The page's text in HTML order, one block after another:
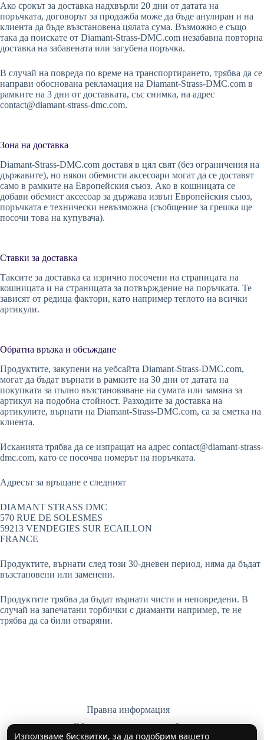
Ако срокът за доставка надхвърли 20 дни от датата на
поръчката, договорът за продажба може да бъде анулиран и на
клиента да бъде възстановена цялата сума. Възможно е също
така да поискате от Diamant-Strass-DMC.com незабавна повторна
доставка на забавената или загубена поръчка.
В случай на повреда по време на транспортирането, трябва да се
направи обоснована рекламация на Diamant-Strass-DMC.com в
рамките на 3 дни от доставката, със снимка, на адрес
contact@diamant-strass-dmc.com.
Зона на доставка
Diamant-Strass-DMC.com доставя в цял свят (без ограничения на
държавите), но някои обемисти аксесоари могат да се доставят
само в рамките на Европейския съюз. Ако в кошницата се
добави обемист аксесоар за държава извън Европейския съюз,
поръчката е технически невъзможна (съобщение за грешка ще
посочи това на купувача).
Ставки за доставка
Таксите за доставка са изрично посочени на страницата на
кошницата и на страницата за потвърждение на поръчката. Те
зависят от редица фактори, като например теглото на всички
артикули.
Обратна връзка и обсъждане
Продуктите, закупени на уебсайта Diamant-Strass-DMC.com,
могат да бъдат върнати в рамките на 30 дни от датата на
покупката за пълно възстановяване на сумата или замяна за
артикул на подобна стойност. Разходите за доставка на
артикулите, върнати на Diamant-Strass-DMC.com, са за сметка на
клиента.
Исканията трябва да се изпращат на адрес contact@diamant-strass-
dmc.com, като се посочва номерът на поръчката.
Адресът за връщане е следният
DIAMANT STRASS DMC
570 RUE DE SOLESMES
59213 VENDEGIES SUR ECAILLON
FRANCE
Продуктите, върнати след този 30-дневен период, няма да бъдат
възстановени или заменени.
Продуктите трябва да бъдат върнати чисти и неповредени. В
случай на запечатани торбички с диаманти например, те не
трябва да са били отваряни.
Правна информация
Общи условия за продажба
Използваме бисквитки, за да подобрим вашето